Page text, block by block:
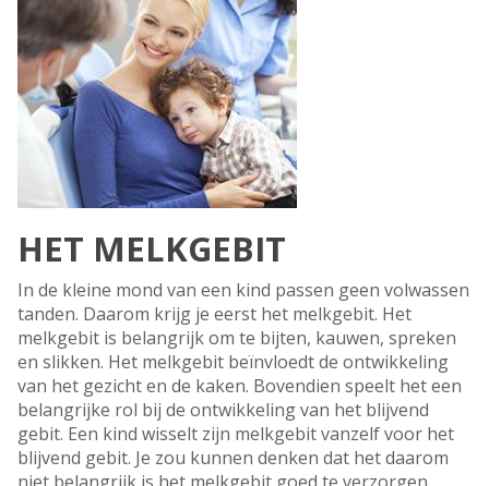
HET MELKGEBIT
In de kleine mond van een kind passen geen volwassen
tanden. Daarom krijg je eerst het melkgebit. Het
melkgebit is belangrijk om te bijten, kauwen, spreken
en slikken. Het melkgebit beïnvloedt de ontwikkeling
van het gezicht en de kaken. Bovendien speelt het een
belangrijke rol bij de ontwikkeling van het blijvend
gebit. Een kind wisselt zijn melkgebit vanzelf voor het
blijvend gebit. Je zou kunnen denken dat het daarom